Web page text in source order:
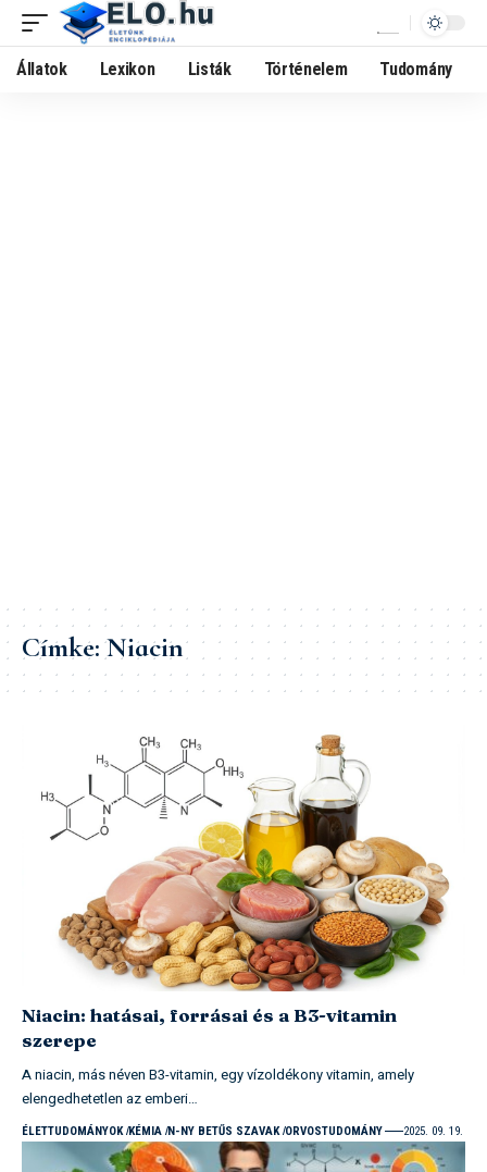
Állatok Lexikon Listák Történelem Tudomány
Címke:Niacin
Niacin: hatásai, forrásai és a B3-vitamin
szerepe
A niacin, más néven B3-vitamin, egy vízoldékony vitamin, amely
elengedhetetlen az emberi…
ÉLETTUDOMÁNYOK KÉMIA N-NY BETŰS SZAVAK ORVOSTUDOMÁNY 2025. 09. 19.